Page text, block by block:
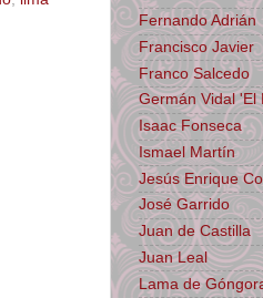
Fernando Adrián
Francisco Javier
Franco Salcedo
Germán Vidal 'El
Isaac Fonseca
Ismael Martín
Jesús Enrique
José Garrido
Juan de Castilla
Juan Leal
Lama de